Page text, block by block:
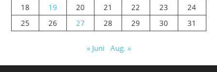
18
19 20 21 22 23
24
25
26 27 28 29 30 31
« Juni Aug. »